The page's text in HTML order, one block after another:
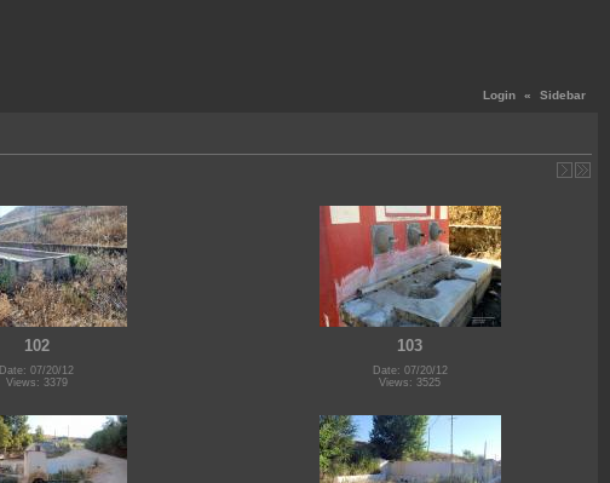
Login « Sidebar
102
Date: 07/20/12
Views: 3379
103
Date: 07/20/12
Views: 3525